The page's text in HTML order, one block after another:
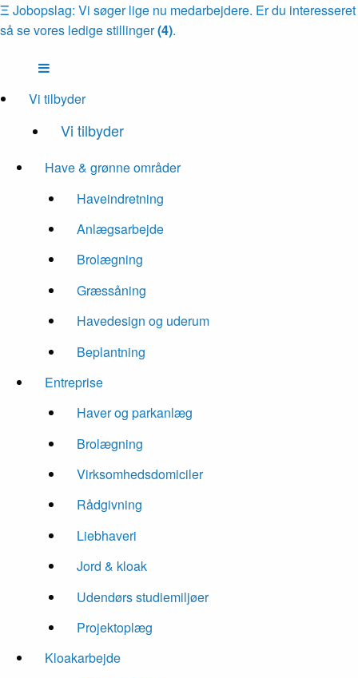
Ξ Jobopslag: Vi søger lige nu medarbejdere. Er du interesseret
så se vores ledige stillinger(4).
Vi tilbyder
Vi tilbyder
Have & grønne områder
Haveindretning
Anlægsarbejde
Brolægning
Græssåning
Havedesign og uderum
Beplantning
Entreprise
Haver og parkanlæg
Brolægning
Virksomhedsdomiciler
Rådgivning
Liebhaveri
Jord & kloak
Udendørs studiemiljøer
Projektoplæg
Kloakarbejde